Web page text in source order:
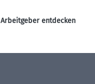
Arbeitgeber entdecken